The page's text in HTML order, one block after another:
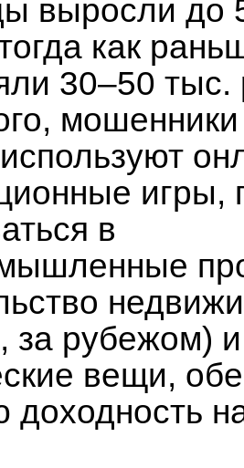
выросли до
как
30–50 тыс.
игры,
в
за рубежом)
вещи,